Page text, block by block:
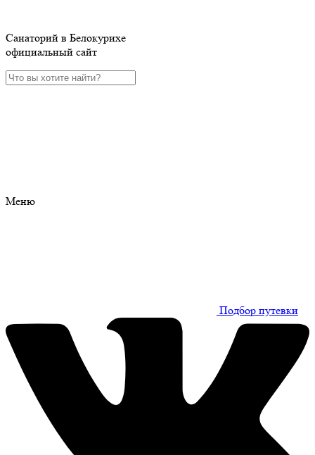
Санаторий в Белокурихе
официальный сайт
Меню
Подбор путевки